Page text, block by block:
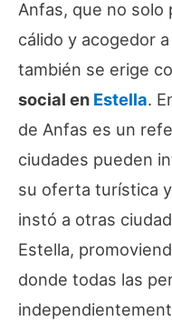
Anfas, que no solo
cálido y acogedor
también se erige
social en Estella.
de Anfas es un
ciudades pueden
su oferta turística
instó a otras
Estella,
donde todas las